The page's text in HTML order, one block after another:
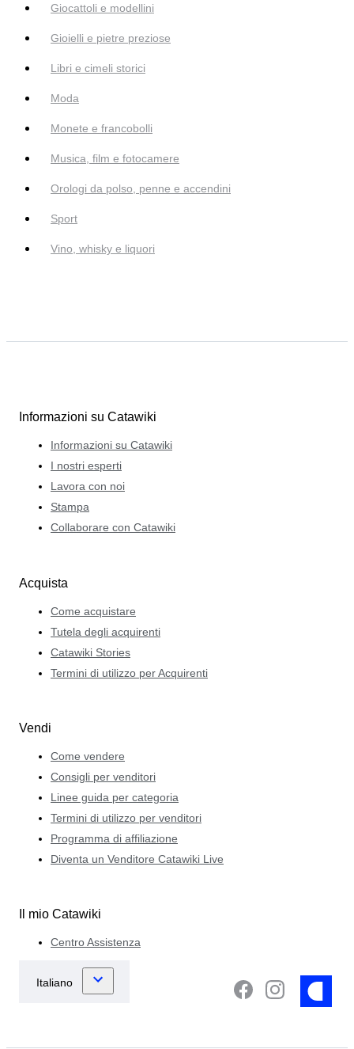
Giocattoli e modellini
Gioielli e pietre preziose
Libri e cimeli storici
Moda
Monete e francobolli
Musica, film e fotocamere
Orologi da polso, penne e accendini
Sport
Vino, whisky e liquori
Informazioni su Catawiki
Informazioni su Catawiki
I nostri esperti
Lavora con noi
Stampa
Collaborare con Catawiki
Acquista
Come acquistare
Tutela degli acquirenti
Catawiki Stories
Termini di utilizzo per Acquirenti
Vendi
Come vendere
Consigli per venditori
Linee guida per categoria
Termini di utilizzo per venditori
Programma di affiliazione
Diventa un Venditore Catawiki Live
Il mio Catawiki
Centro Assistenza